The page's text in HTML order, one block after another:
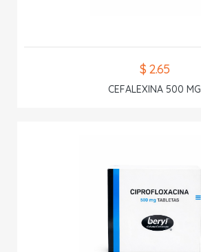
$ 2.65
CEFALEXINA 500 MG